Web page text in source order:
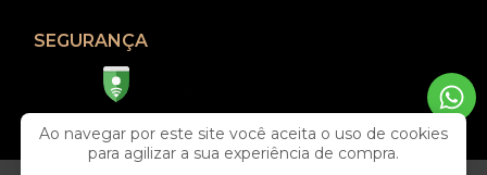
Ao navegar por este site você aceita o uso de cookies
para agilizar a sua experiência de compra.
SEGURANÇA